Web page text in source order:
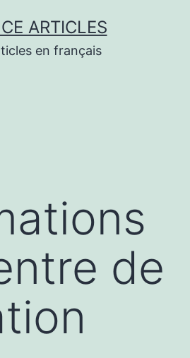
ARTICLES
en français
de